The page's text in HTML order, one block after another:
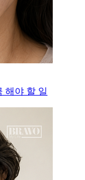
해야 할 일